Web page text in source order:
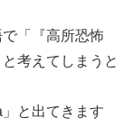
「『高所恐怖
考えてしまうと
と出てきます